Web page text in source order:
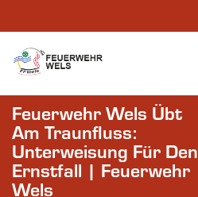
Feuerwehr Wels Übt
Am Traunfluss:
Unterweisung Für Den
Ernstfall | Feuerwehr
Wels